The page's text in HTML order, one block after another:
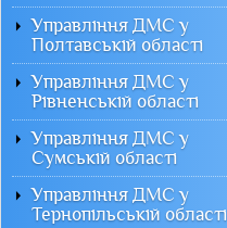
Управління ДМС у
Полтавській області
Управління ДМС у
Рівненській області
Управління ДМС у
Сумській області
Управління ДМС у
Тернопільській області